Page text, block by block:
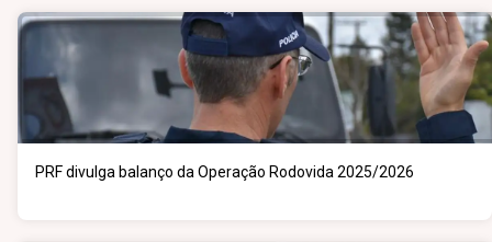
PRF divulga balanço da Operação Rodovida 2025/2026